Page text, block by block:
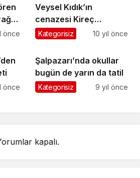
önce
Veysel Kıdık’ın
cenazesi Kireç
Mahallesi’nde toprağa
Kategorisiz 10 yıl önce
önce
Şalpazarı’nda okullar
bugün de yarın da tatil
Kategorisiz 9 yıl önce
kapalı.